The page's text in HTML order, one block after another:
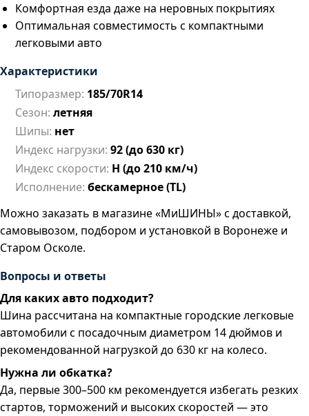
Комфортная езда даже на неровных покрытиях
Оптимальная совместимость с компактными
легковыми авто
Характеристики
Типоразмер: 185/70R14
Сезон: летняя
Шипы: нет
Индекс нагрузки: 92 (до 630 кг)
Индекс скорости: H (до 210 км/ч)
Исполнение: бескамерное (TL)
Можно заказать в магазине «МиШИНЫ» с доставкой,
самовывозом, подбором и установкой в Воронеже и
Старом Осколе.
Вопросы и ответы
Для каких авто подходит?
Шина рассчитана на компактные городские легковые
автомобили с посадочным диаметром 14 дюймов и
рекомендованной нагрузкой до 630 кг на колесо.
Нужна ли обкатка?
Да, первые 300–500 км рекомендуется избегать резких
стартов, торможений и высоких скоростей — это